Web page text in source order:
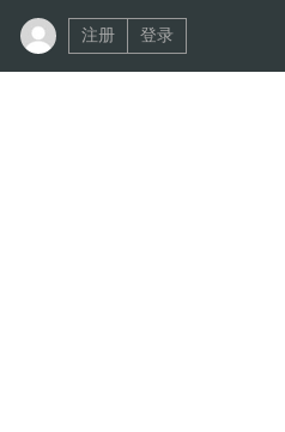
注册 登录